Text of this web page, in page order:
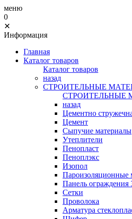
меню
0
✕
Информация
Главная
Каталог товаров
Каталог товаров
назад
СТРОИТЕЛЬНЫЕ
СТРОИТЕЛЬНЫЕ
назад
Цементно
Цемент
Сыпучие материалы
Утеплители
Пенопласт
Пеноплэкс
Изопол
Пароизоляционные
Панель ограждения
Сетки
Проволока
Арматура